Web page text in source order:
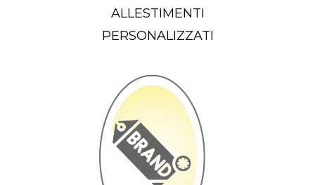
ALLESTIMENTI
PERSONALIZZATI